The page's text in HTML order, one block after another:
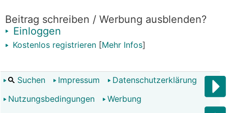
Beitrag schreiben / Werbung ausblenden?
Einloggen
Kostenlos registrieren [Mehr Infos]
Suchen Impressum
Datenschutzerklärung
Nutzungsbedingungen
Werbung